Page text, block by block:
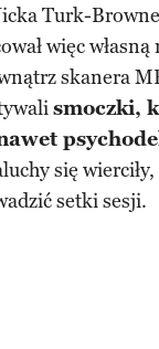
Turk-
więc
skanera
smoczki,
się
setki sesji.